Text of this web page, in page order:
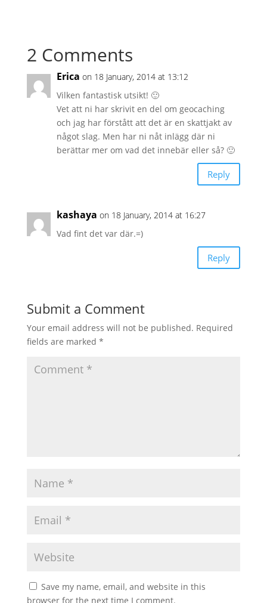
2 Comments
Erica on 18 January, 2014 at 13:12
Vilken fantastisk utsikt! 🙂
Vet att ni har skrivit en del om geocaching
och jag har förstått att det är en skattjakt av
något slag. Men har ni nåt inlägg där ni
berättar mer om vad det innebär eller så? 🙂
Reply
kashaya on 18 January, 2014 at 16:27
Vad fint det var där.=)
Reply
Submit a Comment
Your email address will not be published. Required
fields are marked *
Save my name, email, and website in this
browser for the next time I comment.